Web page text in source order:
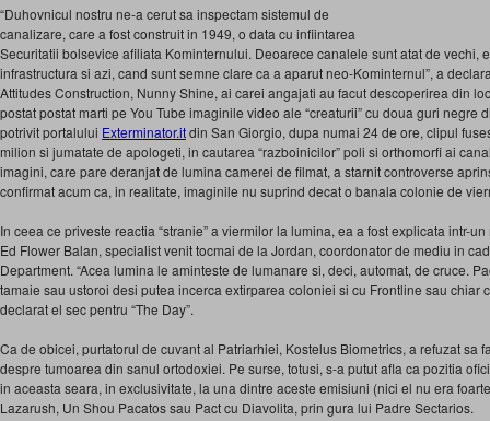
“Duhovnicul nostru ne-a cerut sa inspectam sistemul de
canalizare, care a fost construit in 1949, o data cu infiintarea
Securitatii bolsevice afiliata Kominternului. Deoarece canalele sunt atat de vechi,
infrastructura si azi, cand sunt semne clare ca a aparut neo-Kominternul”, a
Attitudes Construction, Nunny Shine, ai carei angajati au facut descoperirea din
postat postat marti pe You Tube imaginile video ale “creaturii” cu doua guri negre
potrivit portalului Exterminator.itdin San Giorgio, dupa numai 24 de ore, clipul
milion si jumatate de apologeti, in cautarea “razboinicilor” poli si orthomorfi ai
imagini, care pare deranjat de lumina camerei de filmat, a starnit controverse
confirmat acum ca, in realitate, imaginile nu suprind decat o banala colonie de
In ceea ce priveste reactia “stranie” a viermilor la lumina, ea a fost explicata intr-
Ed Flower Balan, specialist venit tocmai de la Jordan, coordonator de mediu in
Department. “Acea lumina le aminteste de lumanare si, deci, automat, de cruce.
tamaie sau ustoroi desi putea incerca extirparea coloniei si cu Frontline sau chiar
declarat el sec pentru “The Day”.
Ca de obicei, purtatorul de cuvant al Patriarhiei, Kostelus Biometrics, a refuzat sa
despre tumoarea din sanul ortodoxiei. Pe surse, totusi, s-a putut afla ca pozitia
in aceasta seara, in exclusivitate, la una dintre aceste emisiuni (nici el nu era
Lazarush, Un Shou Pacatos sau Pact cu Diavolita, prin gura lui Padre Sectarios.